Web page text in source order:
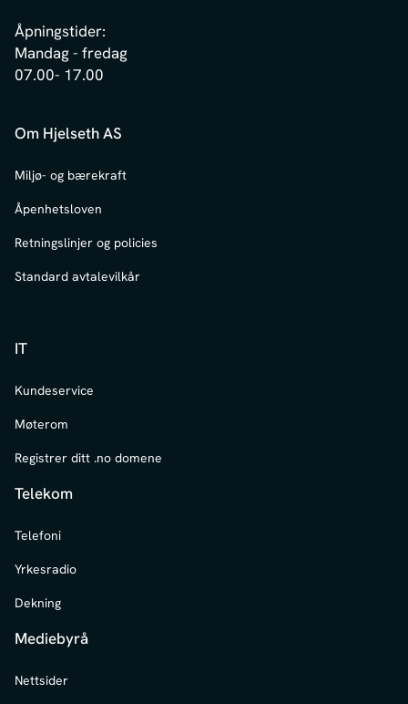
Åpningstider:
Mandag - fredag
07.00- 17.00
Om Hjelseth AS
Miljø- og bærekraft
Åpenhetsloven
Retningslinjer og policies
Standard avtalevilkår
IT
Kundeservice
Møterom
Registrer ditt .no domene
Telekom
Telefoni
Yrkesradio
Dekning
Mediebyrå
Nettsider